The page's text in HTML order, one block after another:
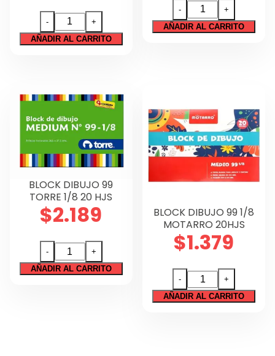
-
BLOCK
DE
1/8
cantidad
+
AÑADIR AL CARRITO
-
BLOCK
DIBUJO
cantidad
+
AÑADIR AL CARRITO
BLOCK DIBUJO 99
TORRE 1/8 20 HJS
$2.189
-
BLOCK
DIBUJO
+
AÑADIR AL CARRITO
BLOCK DIBUJO 99 1/8
MOTARRO 20HJS
$1.379
-
BLOCK
DIBUJO
+
AÑADIR AL CARRITO